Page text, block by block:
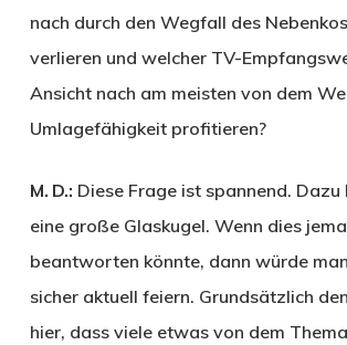
nach durch den Wegfall des
verlieren und welcher TV-
Ansicht nach am meisten von dem
Umlagefähigkeit profitieren?
M. D.: Diese Frage ist spannend. Dazu
eine große Glaskugel. Wenn dies
beantworten könnte, dann würde
sicher aktuell feiern. Grundsätzlich
hier, dass viele etwas von dem